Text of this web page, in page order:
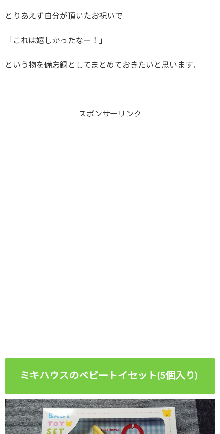
とりあえず自分が頂いたお祝いで
「これは嬉しかったなー！」
という物を備忘録としてまとめておきたいと思います。
スポンサーリンク
ミキハウスのベビートイセット(5個入り)